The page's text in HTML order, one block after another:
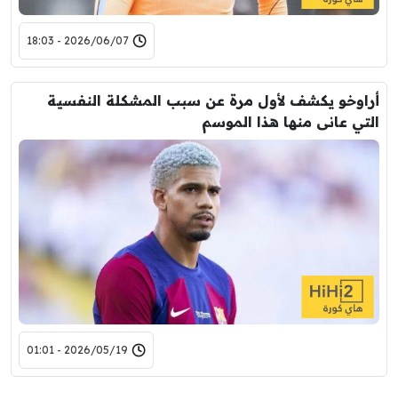
2026/06/07 - 18:03
أراوخو يكشف لأول مرة عن سبب المشكلة النفسية
التي عانى منها هذا الموسم
2026/05/19 - 01:01